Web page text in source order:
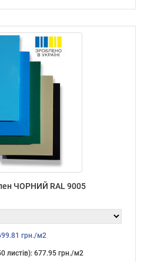
ЧОРНИЙ RAL 9005
грн./м2
листiв): 677.95 грн./м2